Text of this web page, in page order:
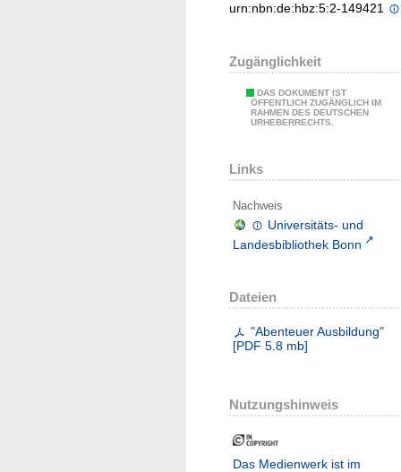
urn:nbn:de:hbz:5:2-149421
Zugänglichkeit
DAS DOKUMENT IST
ÖFFENTLICH ZUGÄNGLICH IM
RAHMEN DES DEUTSCHEN
URHEBERRECHTS.
Links
Nachweis
Universitäts- und
Landesbibliothek Bonn
Dateien
"Abenteuer Ausbildung"
[PDF 5.8 mb]
Nutzungshinweis
Das Medienwerk ist im